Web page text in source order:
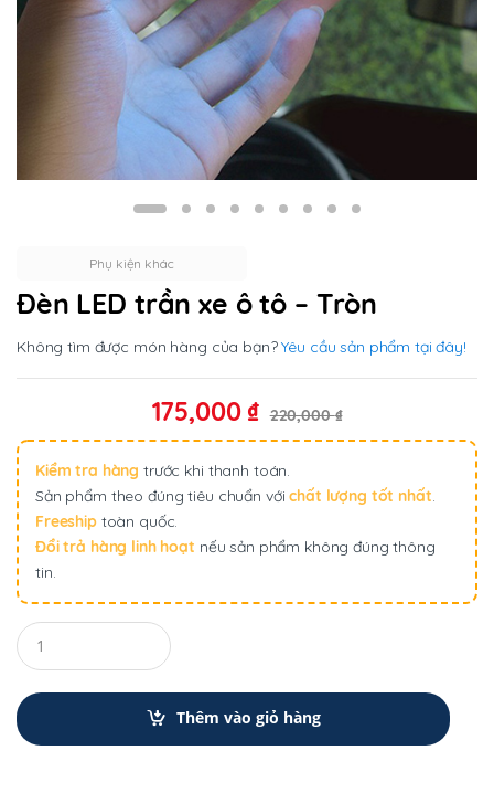
Phụ kiện khác
Đèn LED trần xe ô tô – Tròn
Không tìm được món hàng của bạn?Yêu cầu sản phẩm tại đây!
175,000 ₫ 220,000₫
Kiểm tra hàng trước khi thanh toán.
Sản phẩm theo đúng tiêu chuẩn vớichất lượng tốt nhất.
Freeshiptoàn quốc.
Đổi trả hàng linh hoạt nếu sản phẩm không đúng thông
tin.
Q
u
a
t
i
Thêm vào giỏ hàng